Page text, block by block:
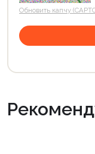
Обновить капчу